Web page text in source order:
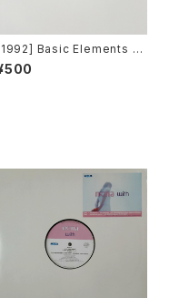
Basic Elements –
E-C-H-N-O [Pantera R